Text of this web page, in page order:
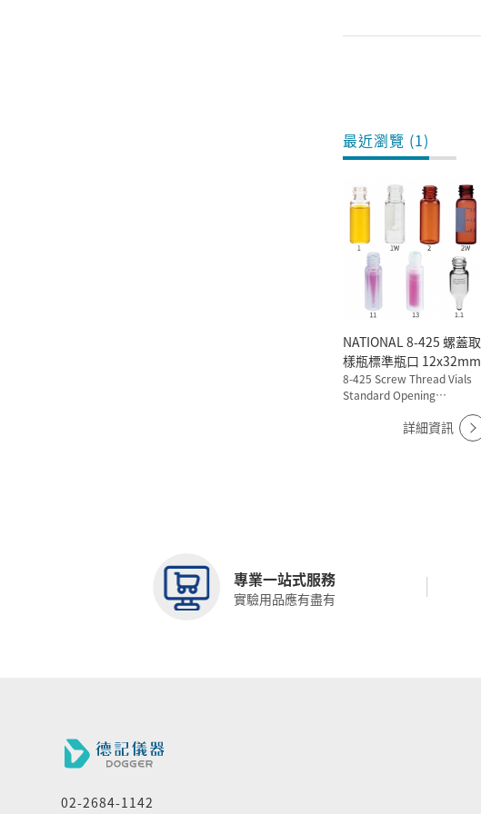
最近瀏覽 (1)
NATIONAL 8-425 螺蓋取
樣瓶標準瓶口 12x32mm
8-425 Screw Thread Vials
Standard Opening
詳細資訊
專業一站式服務
實驗用品應有盡有
02-2684-1142